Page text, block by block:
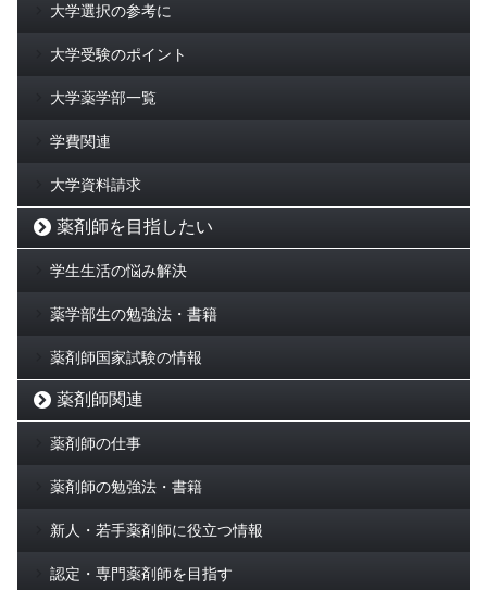
大学選択の参考に
大学受験のポイント
大学薬学部一覧
学費関連
大学資料請求
薬剤師を目指したい
学生生活の悩み解決
薬学部生の勉強法・書籍
薬剤師国家試験の情報
薬剤師関連
薬剤師の仕事
薬剤師の勉強法・書籍
新人・若手薬剤師に役立つ情報
認定・専門薬剤師を目指す